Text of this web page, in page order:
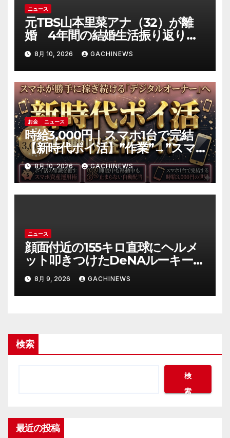
ニュース
元TBS山本里菜アナ（32）が離
婚 4年間の結婚生活振り返り
「ともに歩んできた道は宝物」
(J-CASTニュース)
8月 10, 2026 GACHINEWS
お金 ニュース
時給3,000円｜スマホ1台で完結
【新時代ポイ活】”作業”→”スマ
ホ資産の運用”へ｜自動収益の仕
組み化の全手順
8月 10, 2026 GACHINEWS
ニュース
顔面付近の155キロ直球にヘルメ
ット叩きつけたDeNAルーキー宮
下朝陽に擁護の声 「負けん気必
要」と球団OB(J-CASTニュース)
8月 9, 2026 GACHINEWS
検索
検
索
最近の投稿